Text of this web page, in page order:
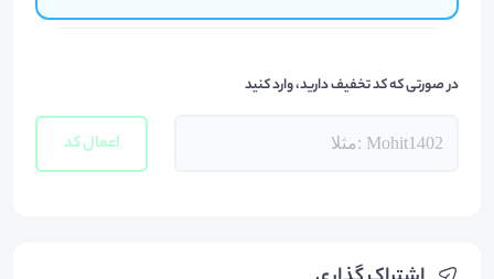
در صورتی که کد تخفیف دارید، وارد کنید
اعمال کد